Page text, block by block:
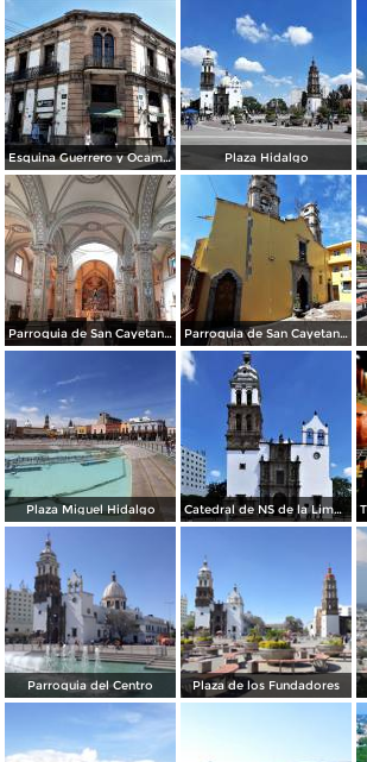
Esquina Guerrero y Ocampo Plaza Hidalgo
Parroquia de San Cayetano Confesor Parroquia de San Cayetano Confesor
Plaza Miguel Hidalgo Catedral de NS de la Limpia Concepción de María
Parroquia del Centro Plaza de los Fundadores